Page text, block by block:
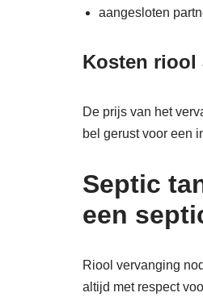
aangesloten
Kosten riool
De prijs van het
bel gerust voor een
Septic
een
Riool vervanging
altijd met respect